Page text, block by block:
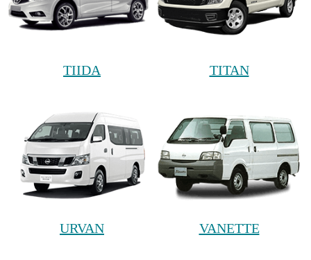
TIIDA TITAN
URVAN VANETTE